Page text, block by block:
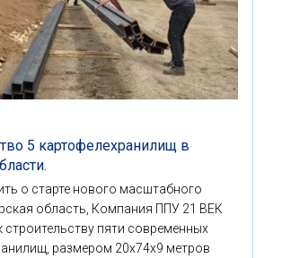
5 картофелехранилищ в
о старте нового масштабного
область, Компания ППУ 21 ВЕК
строительству пяти современных
размером 20x74x9 метров